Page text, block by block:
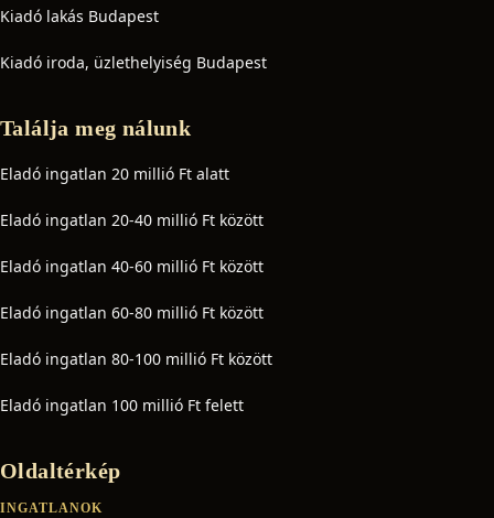
Kiadó lakás Budapest
Kiadó iroda, üzlethelyiség Budapest
Találja meg nálunk
Eladó ingatlan 20 millió Ft alatt
Eladó ingatlan 20-40 millió Ft között
Eladó ingatlan 40-60 millió Ft között
Eladó ingatlan 60-80 millió Ft között
Eladó ingatlan 80-100 millió Ft között
Eladó ingatlan 100 millió Ft felett
Oldaltérkép
INGATLANOK